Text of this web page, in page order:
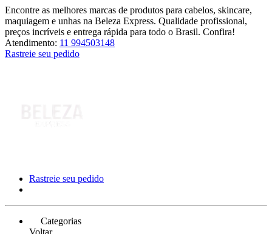
Encontre as melhores marcas de produtos para cabelos, skincare,
maquiagem e unhas na Beleza Express. Qualidade profissional,
preços incríveis e entrega rápida para todo o Brasil. Confira!
Atendimento: 11 994503148
Rastreie seu pedido
Rastreie seu pedido
Categorias
Voltar